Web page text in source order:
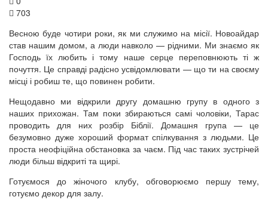
703
Весною буде чотири роки, як ми служимо на місії. Новоайдар
став нашим домом, а люди навколо — рідними. Ми знаємо як
Господь їх любить і тому наше серце переповнюють ті ж
почуття. Це справді радісно усвідомлювати — що ти на своєму
місці і робиш те, що повинен робити.
Нещодавно ми відкрили другу домашню групу в одного з
наших прихожан. Там поки збираються самі чоловіки, Тарас
проводить для них розбір Біблії. Домашня група — це
безумовно дуже хороший формат спілкування з людьми. Це
проста неофіційна обстановка за чаєм. Під час таких зустрічей
люди більш відкриті та щирі.
Готуємося до жіночого клубу, обговорюємо першу тему,
готуємо декор для залу.